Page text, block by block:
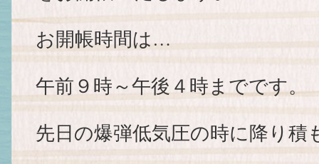
お開帳時間は…
午前９時～午後４時までです。
先日の爆弾低気圧の時に降り積